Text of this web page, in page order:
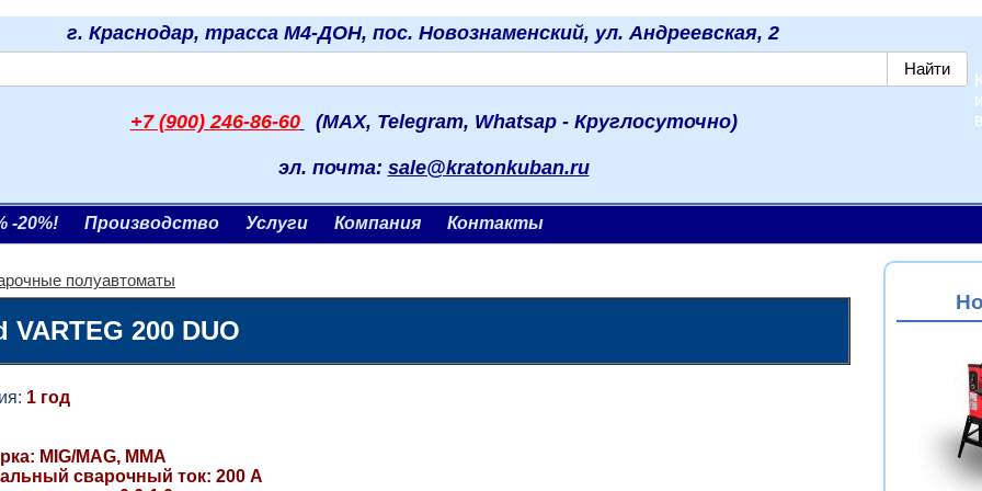
г. Краснодар, трасса М4-ДОН, пос. Новознаменский, ул. Андреевская, 2
+7 (900) 246-86-60 (MAX, Telegram, Whatsap - Круглосуточно)
эл. почта: sale@kratonkuban.ru
-20%! Производство Услуги Компания Контакты
полуавтоматы
200 DUO
1 год
MIG/MAG, MMA
сварочный ток: 200 А